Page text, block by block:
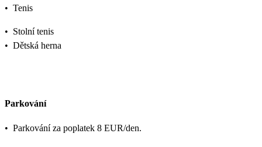
• Tenis
• Stolní tenis
• Dětská herna
Parkování
• Parkování za poplatek 8 EUR/den.